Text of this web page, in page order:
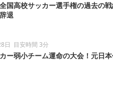
国高校サッカー選手権の過去の
退
日 目安時間 3分
ー弱小チーム運命の大会！元日